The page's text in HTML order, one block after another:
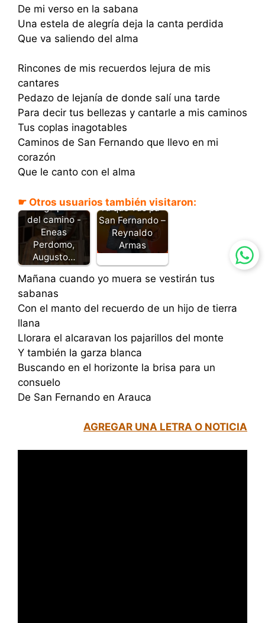
De mi verso en la sabana
Una estela de alegría deja la canta perdida
Que va saliendo del alma
Rincones de mis recuerdos lejura de mis
cantares
Pedazo de lejanía de donde salí una tarde
Para decir tus bellezas y cantarle a mis caminos
Tus coplas inagotables
Caminos de San Fernando que llevo en mi
corazón
Que le canto con el alma
☛ Otros usuarios también visitaron:
Traigo polvo
del camino -
Eneas
Perdomo,
Augusto…
Tu que vas pa´
San Fernando –
Reynaldo
Armas
Mañana cuando yo muera se vestirán tus
sabanas
Con el manto del recuerdo de un hijo de tierra
llana
Llorara el alcaravan los pajarillos del monte
Y también la garza blanca
Buscando en el horizonte la brisa para un
consuelo
De San Fernando en Arauca
AGREGAR UNA LETRA O NOTICIA